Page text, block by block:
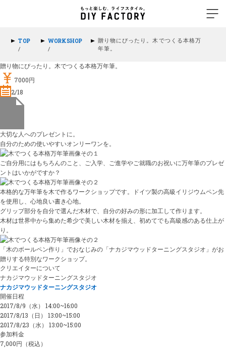
TOP
/
WORKSHOP
/
贈り物にぴったり。木でつくる本格万
年筆。
贈り物にぴったり。木でつくる本格万年筆。
7000円
2/18
大切な人へのプレゼントに。
自分のための使いやすいオンリーワンを。
ご自分用にはもちろんのこと、ご入学、ご進学やご就職のお祝いに万年筆のプレゼ
ントはいかがですか？
本格的な万年筆を木で作るワークショップです。ドイツ製の高級イリジウムペン先
を使用し、心地良い書き心地。
グリップ部分を自分で選んだ木材で、自分の好みの形に加工して作ります。
木材は世界中から集めた希少で美しい木材を揃え、初めてでも高級感のある仕上が
り。
「木のボールペン作り」でおなじみの「ナカジマウッドターニングスタジオ」がお
贈りする特別なワークショップ。
クリエイターについて
ナカジマウッドターニングスタジオ
ナカジマウッドターニングスタジオ
開催日程
2017/8/9（水） 14:00~16:00
2017/8/13（日） 13:00~15:00
2017/8/23（水） 13:00~15:00
参加料金
7,000円（税込）